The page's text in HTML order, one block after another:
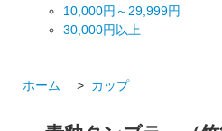
10,000円～29,999円
30,000円以上
ホーム > カップ